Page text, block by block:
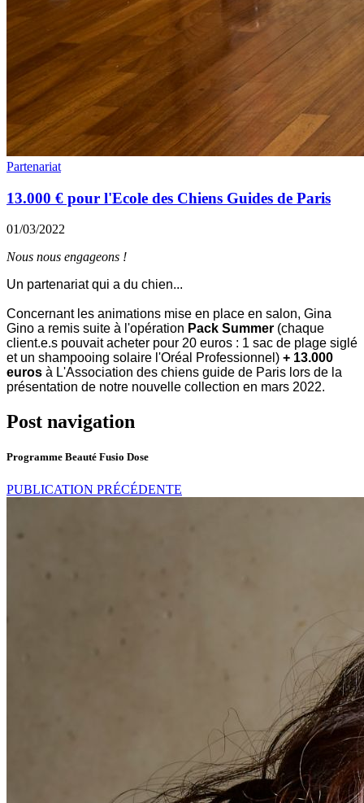
Partenariat
13.000 € pour l'Ecole des Chiens Guides de Paris
01/03/2022
Nous nous engageons !
Un partenariat qui a du chien...
Concernant les animations mise en place en salon, Gina
Gino a remis suite à l'opération Pack Summer (chaque
client.e.s pouvait acheter pour 20 euros : 1 sac de plage siglé
et un shampooing solaire l'Oréal Professionnel) + 13.000
euros à L'Association des chiens guide de Paris lors de la
présentation de notre nouvelle collection en mars 2022.
Post navigation
Programme Beauté Fusio Dose
PUBLICATION PRÉCÉDENTE